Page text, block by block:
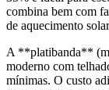
combina bem com
de aquecimento
A **platibanda**
moderno com
mínimas. O custo